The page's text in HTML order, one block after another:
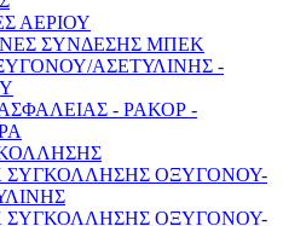
ΑΕΡΙΟΥ
ΣΥΝΔΕΣΗΣ ΜΠΕΚ
ΑΣΕΤΥΛΙΝΗΣ -
- ΡΑΚΟΡ -
ΟΞΥΓΟΝΟΥ-
ΟΞΥΓΟΝΟΥ-